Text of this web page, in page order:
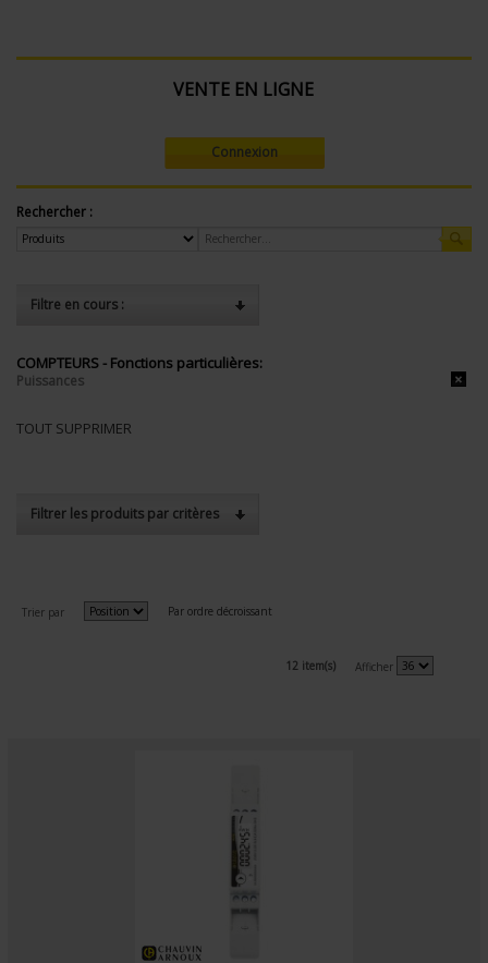
VENTE EN LIGNE
Connexion
Rechercher :
Filtre en cours :
COMPTEURS - Fonctions particulières:
Puissances
TOUT SUPPRIMER
Filtrer les produits par critères
Trier par Par ordre décroissant
12 item(s) Afficher